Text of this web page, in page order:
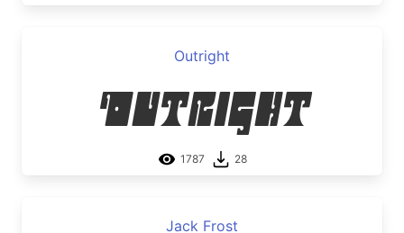
Outright
Outright
1787 28
Jack Frost